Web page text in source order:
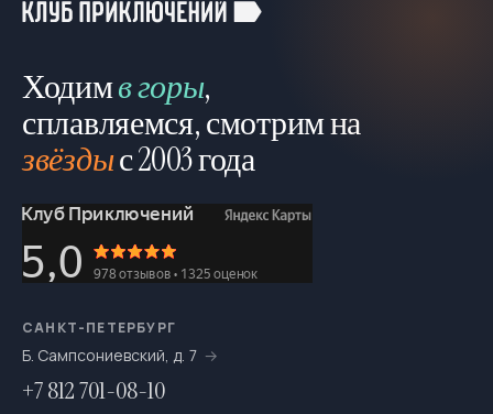
Ходимв горы,
сплавляемся, смотрим на
звёздыс 2003 года
САНКТ-ПЕТЕРБУРГ
Б. Сампсониевский, д. 7
+7 812 701-08-10